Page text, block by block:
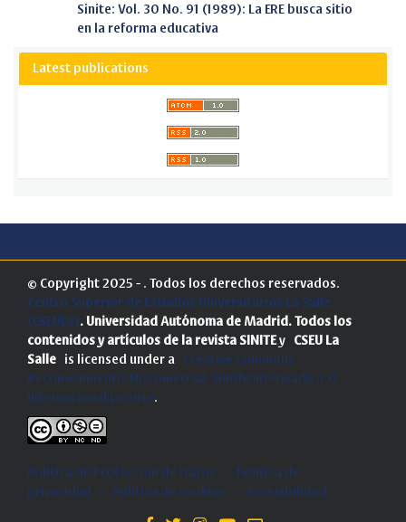
Sinite: Vol. 30 No. 91 (1989): La ERE busca sitio
en la reforma educativa
Latest publications
© Copyright 2025 - . Todos los derechos reservados.
Centro Superior de Estudios Universitarios La Salle
(CSEULS). Universidad Autónoma de Madrid. Todos los
contenidos y artículos de la revista SINITEy CSEU La
Salle is licensed under a Creative Commons
Reconocimiento-NoComercial-SinObraDerivada 4.0
Internacional License.
Política de Protección de Datos - Politica de
privacidad
- Política de cookies - Accesibilidad